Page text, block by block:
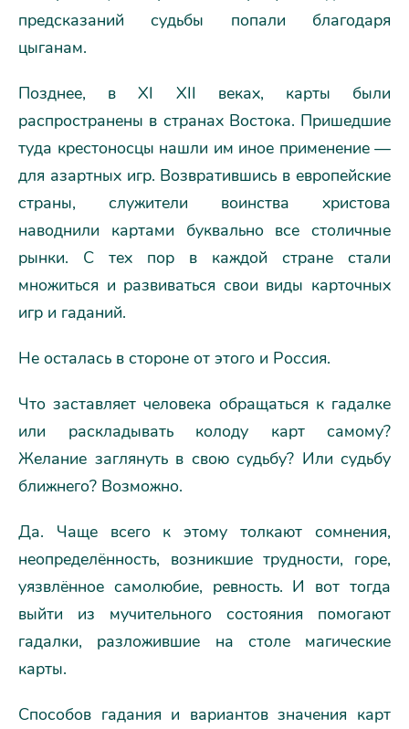
предсказаний судьбы попали благодаря
цыганам.
Позднее, в XI XII веках, карты были
распространены в странах Востока. Пришедшие
туда крестоносцы нашли им иное применение —
для азартных игр. Возвратившись в европейские
страны, служители воинства христова
наводнили картами буквально все столичные
рынки. С тех пор в каждой стране стали
множиться и развиваться свои виды карточных
игр и гаданий.
Не осталась в стороне от этого и Россия.
Что заставляет человека обращаться к гадалке
или раскладывать колоду карт самому?
Желание заглянуть в свою судьбу? Или судьбу
ближнего? Возможно.
Да. Чаще всего к этому толкают сомнения,
неопределённость, возникшие трудности, горе,
уязвлённое самолюбие, ревность. И вот тогда
выйти из мучительного состояния помогают
гадалки, разложившие на столе магические
карты.
Способов гадания и вариантов значения карт